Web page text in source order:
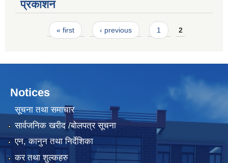
प्रकाशन
Pages« first ‹ previous 1 2
Notices
सूचना तथा समाचार
सार्वजनिक खरीद /बोलपत्र सूचना
एन, कानुन तथा निर्देशिका
कर तथा शुल्कहरु